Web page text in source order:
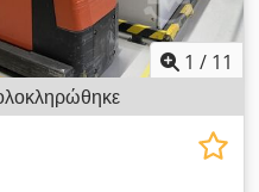
1 / 11